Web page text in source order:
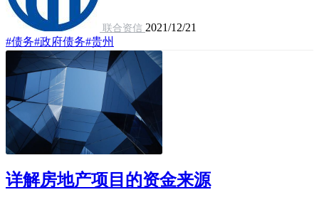
联合资信 2021/12/21
#债务#政府债务#贵州
详解房地产项目的资金来源